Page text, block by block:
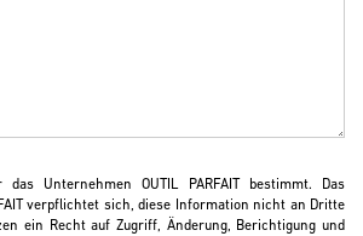
Unternehmen OUTIL PARFAIT bestimmt. Das
verpflichtet sich, diese Information nicht an Dritte
ein Recht auf Zugriff, Änderung, Berichtigung und